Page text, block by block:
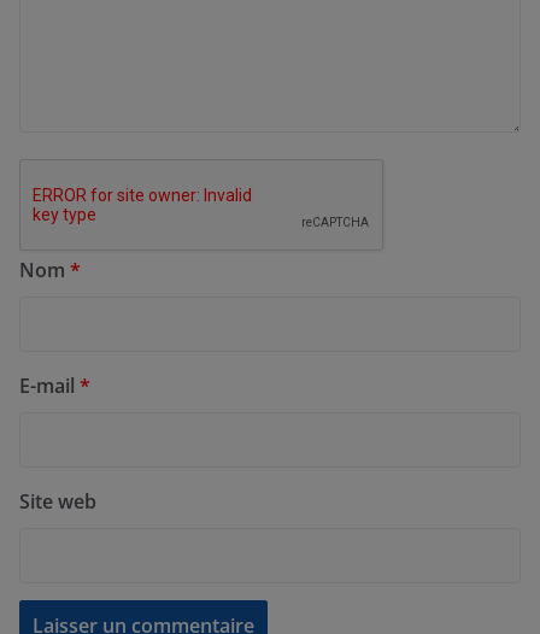
Nom *
E-mail *
Site web